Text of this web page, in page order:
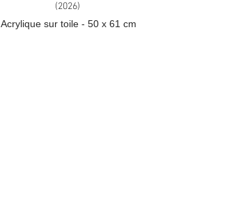
(2026)
Acrylique sur toile - 50 x 61 cm